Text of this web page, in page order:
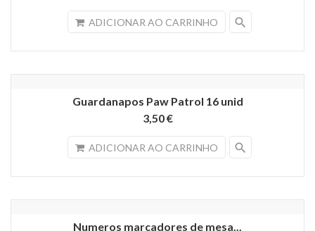
ADICIONAR AO CARRINHO search
Guardanapos Paw Patrol 16 unid
3,50 €
ADICIONAR AO CARRINHO search
Numeros marcadores de mesa...